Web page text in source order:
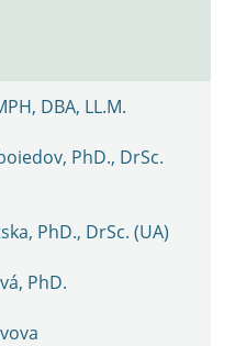
DBA, LL.M.
PhD., DrSc.
PhD., DrSc. (UA)
PhD.